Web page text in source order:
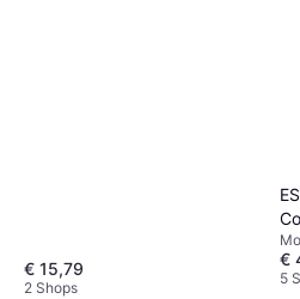
€ 15,79
2 Shops
€
5